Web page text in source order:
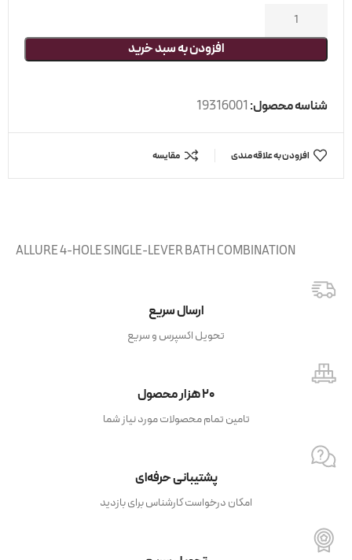
افزودن به سبد خرید
شناسه محصول: 19316001
افزودن به علاقه مندی مقایسه
ALLURE 4-HOLE SINGLE-LEVER BATH COMBINATION
ارسال سریع
تحویل اکسپرس و سریع
۲۰ هزار محصول
تامین تمام محصولات مورد نیاز شما
پشتیبانی حرفه‌ای
امکان درخواست کارشناس برای بازدید